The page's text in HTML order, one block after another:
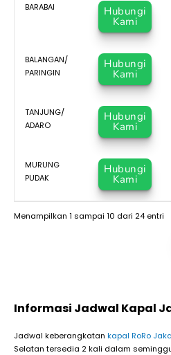
BARABAI Hubungi
Kami
BALANGAN/
PARINGIN
Hubungi
Kami
TANJUNG/
ADARO
Hubungi
Kami
MURUNG
PUDAK
Hubungi
Kami
Menampilkan 1 sampai 10 dari 24 entri
Informasi Jadwal Kapal
Jadwal keberangkatan kapal RoRo
Selatan tersedia 2 kali dalam